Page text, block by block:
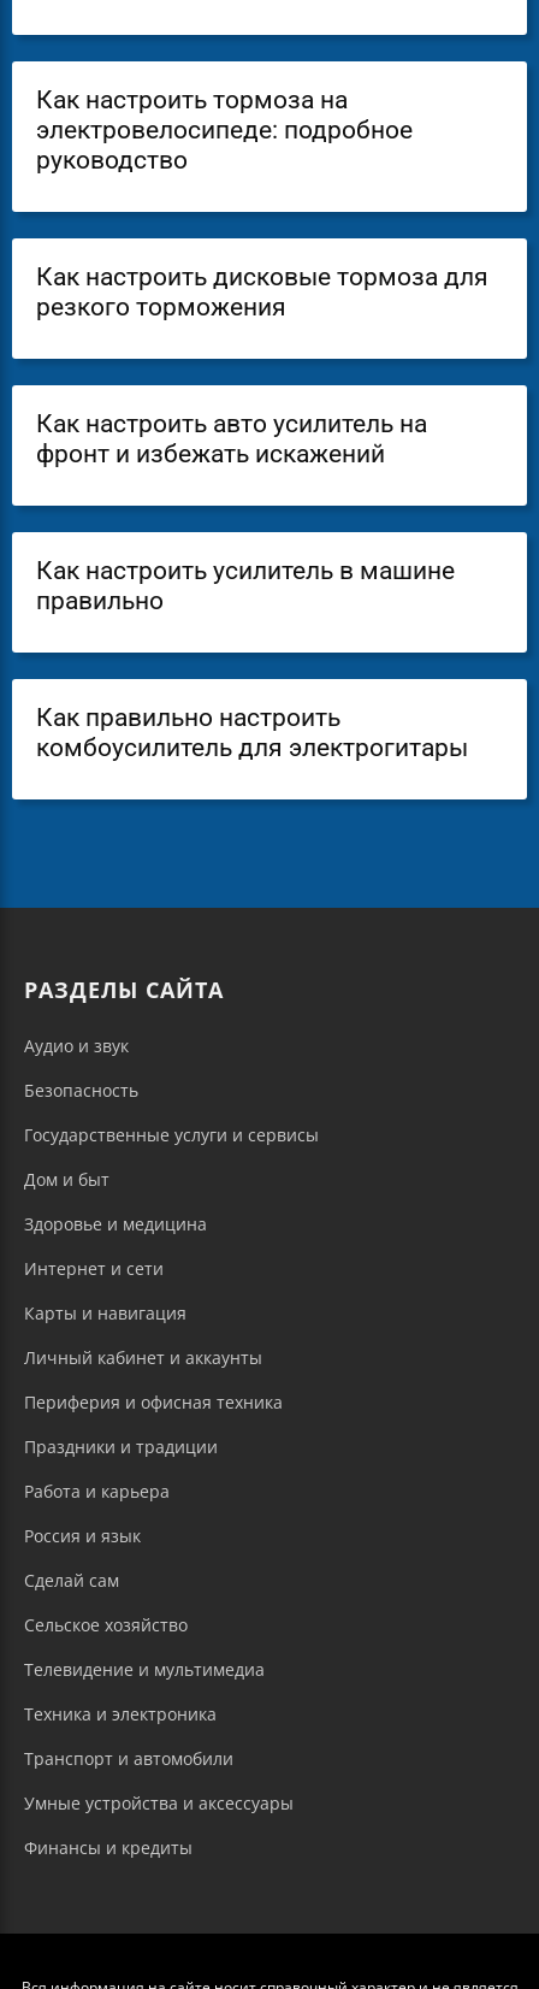
Как настроить тормоза на
электровелосипеде: подробное
руководство
Как настроить дисковые тормоза для
резкого торможения
Как настроить авто усилитель на
фронт и избежать искажений
Как настроить усилитель в машине
правильно
Как правильно настроить
комбоусилитель для электрогитары
РАЗДЕЛЫ САЙТА
Аудио и звук
Безопасность
Государственные услуги и сервисы
Дом и быт
Здоровье и медицина
Интернет и сети
Карты и навигация
Личный кабинет и аккаунты
Периферия и офисная техника
Праздники и традиции
Работа и карьера
Россия и язык
Сделай сам
Сельское хозяйство
Телевидение и мультимедиа
Техника и электроника
Транспорт и автомобили
Умные устройства и аксессуары
Финансы и кредиты